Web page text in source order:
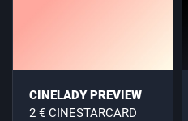
CINELADY PREVIEW
2 € CINESTARCARD